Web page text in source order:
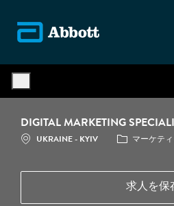
DIGITAL MARKETING
場所 UKRAINE - KYIV カテゴリ
マーケティ
求人を保